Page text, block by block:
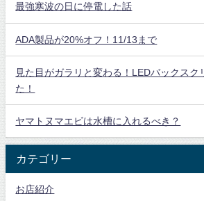
最強寒波の日に停電した話
ADA製品が20%オフ！11/13まで
見た目がガラリと変わる！LEDバックスク
た！
ヤマトヌマエビは水槽に入れるべき？
カテゴリー
お店紹介